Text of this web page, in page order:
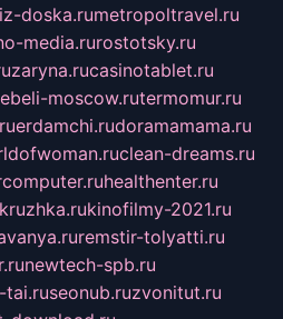
doska.rumetropoltravel.ru
media.rurostotsky.ru
zaryna.rucasinotablet.ru
moscow.rutermomur.ru
erdamchi.rudoramamama.ru
clean-dreams.ru
healthenter.ru
kinofilmy-2021.ru
remstir-tolyatti.ru
newtech-spb.ru
tai.ruseonub.ruzvonitut.ru